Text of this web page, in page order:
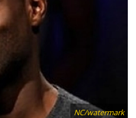
NC/watermark